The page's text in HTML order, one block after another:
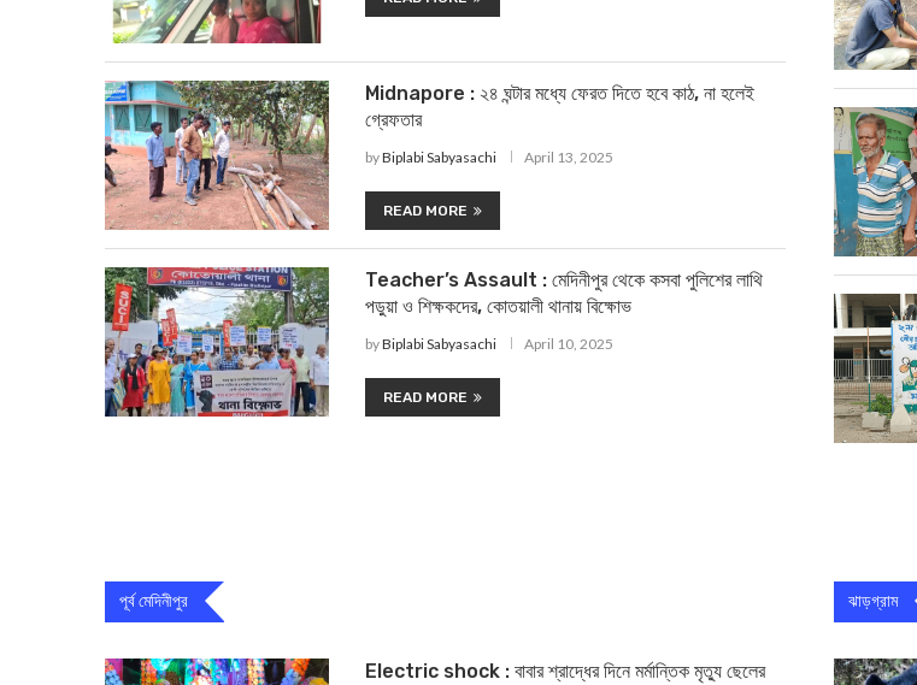
Midnapore : ২৪ ঘন্টার মধ্যে ফেরত দিতে হবে কাঠ, না হলেই
গ্রেফতার
byBiplabi Sabyasachi April 13, 2025
READ MORE
Teacher’s Assault : মেদিনীপুর থেকে কসবা পুলিশের লাথি
পড়ুয়া ও শিক্ষকদের, কোতয়ালী থানায় বিক্ষোভ
byBiplabi Sabyasachi April 10, 2025
READ MORE
পূর্ব মেদিনীপুর
Electric shock : বাবার শ্রাদ্ধের দিনে মর্মান্তিক মৃত্যু ছেলের
ঝাড়গ্রাম